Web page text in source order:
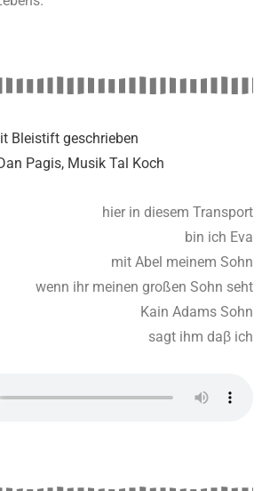
Bleistift geschrieben
Pagis, Musik Tal Koch
hier in diesem Transport
bin ich Eva
mit Abel meinem Sohn
wenn ihr meinen großen Sohn seht
Kain Adams Sohn
sagt ihm daβ ich